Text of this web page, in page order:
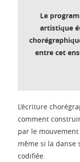
Le
artistique
entre cet
L’écriture
comment
par le
même si la
codifiée.